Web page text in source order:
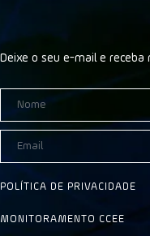
Deixe o seu e-mail e
POLÍTICA DE PRIVACIDADE
MONITORAMENTO CCEE